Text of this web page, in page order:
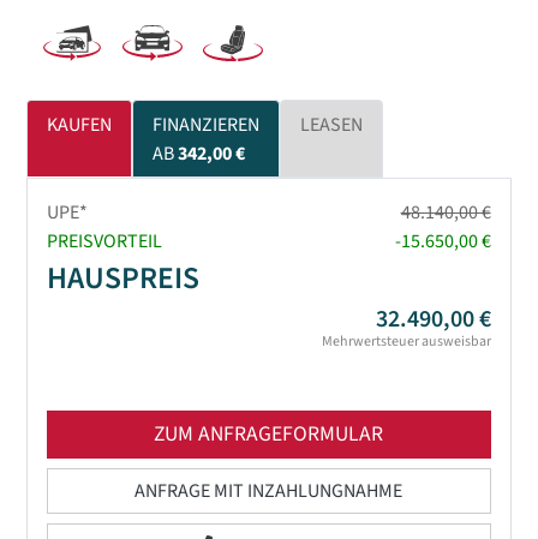
KAUFEN
FINANZIEREN
AB342,00 €
LEASEN
UPE*
48.140,00 €
PREISVORTEIL
-15.650,00 €
HAUSPREIS
32.490,00 €
Mehrwertsteuer ausweisbar
ZUM ANFRAGEFORMULAR
ANFRAGE MIT INZAHLUNGNAHME